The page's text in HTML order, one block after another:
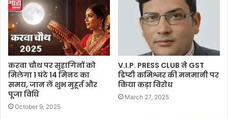
करवा चौथ पर सुहागिनों को
मिलेगा 1 घंटे 14 मिनट का
समय, जान लें शुभ मुहूर्त और
पूजा विधि
October 9, 2025
V.I.P. PRESS CLUB ने GST
डिप्टी कमिश्नर की मनमानी पर
किया कड़ा विरोध
March 27, 2025